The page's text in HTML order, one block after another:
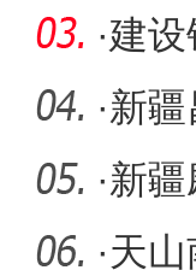
·建
·新
增收
·新
墙”
·天山